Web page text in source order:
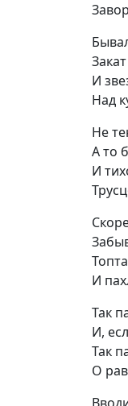
И
Над
Не
А то
И
И
Так
И,
Так
О